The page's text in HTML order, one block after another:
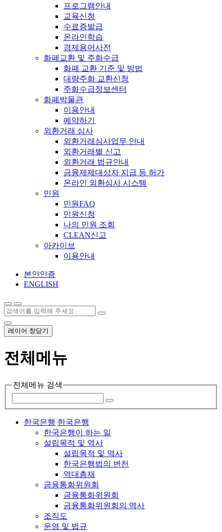
프로그램안내
교육신청
수료증발급
온라인학습
경제용어사전
화폐교환 및 주화수급
화폐 교환 기준 및 방법
대량주화 교환신청
주화수급정보센터
화폐박물관
이용안내
예약하기
외환거래 심사
외환거래심사업무 안내
외환거래별 신고
외환거래 법규안내
금융제제대상자 지급 등 허가
온라인 외환심사 시스템
민원
민원FAQ
민원신청
나의 민원 조회
CLEAN신고
아카이브
이용안내
본인인증
ENGLISH
레이어 창닫기
전체메뉴
전체메뉴 검색
한국은행 한국은행
한국은행이 하는 일
설립목적 및 역사
설립목적 및 역사
한국은행법의 변천
역대총재
금융통화위원회
금융통화위원회
금융통화위원회의 역사
조직도
운영 및 법규